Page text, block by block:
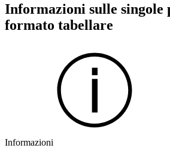
Informazioni sulle singole
formato tabellare
Informazioni